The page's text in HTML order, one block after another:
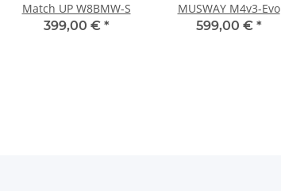
Match UP W8BMW-S
399,00 € *
MUSWAY M4v3-Evo
599,00 € *